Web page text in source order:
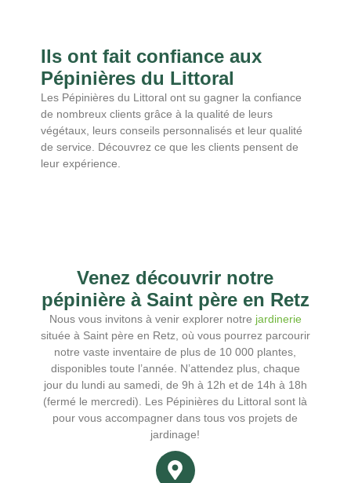
Ils ont fait confiance aux
Pépinières du Littoral
Les Pépinières du Littoral ont su gagner la confiance
de nombreux clients grâce à la qualité de leurs
végétaux, leurs conseils personnalisés et leur qualité
de service. Découvrez ce que les clients pensent de
leur expérience.
Venez découvrir notre
pépinière à Saint père en Retz
Nous vous invitons à venir explorer notre jardinerie
située à Saint père en Retz, où vous pourrez parcourir
notre vaste inventaire de plus de 10 000 plantes,
disponibles toute l’année. N’attendez plus, chaque
jour du lundi au samedi, de 9h à 12h et de 14h à 18h
(fermé le mercredi). Les Pépinières du Littoral sont là
pour vous accompagner dans tous vos projets de
jardinage!